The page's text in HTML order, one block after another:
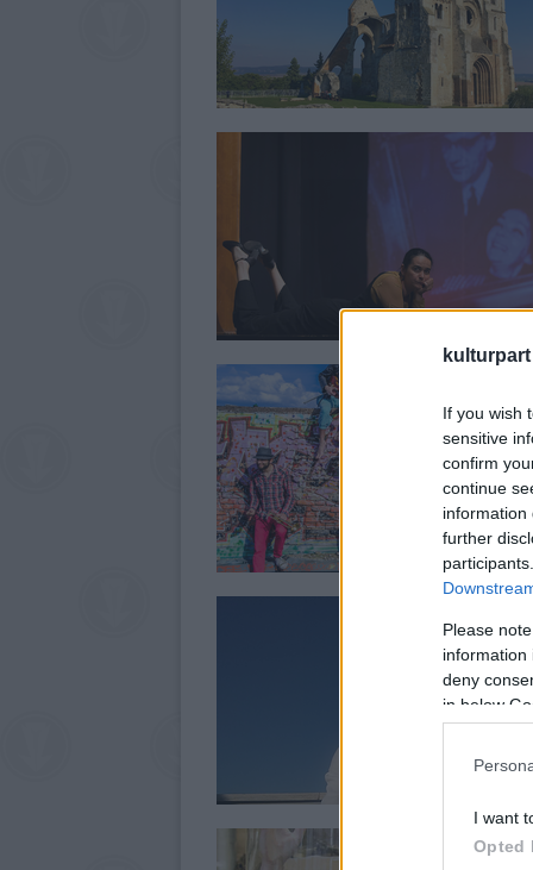
kulturpart
If you wish
sensitive
confirm
continue
information
further
Please
information
deny
in below
I want
Opted